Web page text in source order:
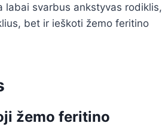
labai svarbus ankstyvas rodiklis,
bet ir ieškoti žemo feritino
žemo feritino